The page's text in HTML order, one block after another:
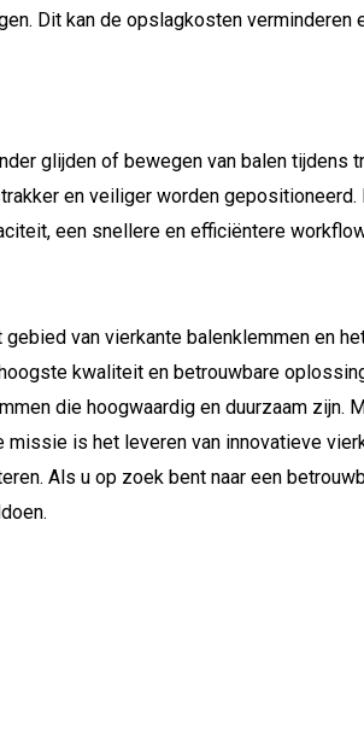
Dit kan de opslagkosten verminderen
glijden of bewegen van balen tijdens
en veiliger worden gepositioneerd.
een snellere en efficiëntere
van vierkante balenklemmen en
kwaliteit en betrouwbare
die hoogwaardig en duurzaam zijn.
is het leveren van innovatieve
Als u op zoek bent naar een